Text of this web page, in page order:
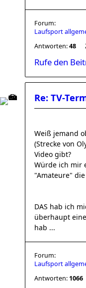
Forum:
Laufsport
Antworten:48
Rufe den
Re: TV-
Weiß jemand
(Strecke von
Video gibt?
Würde ich mir
"Amateure"
DAS hab ich
überhaupt
hab ...
Forum:
Laufsport
Antworten: 1066